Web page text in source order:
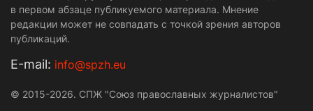
в первом абзаце публикуемого материала. Мнение
редакции может не совпадать с точкой зрения авторов
публикаций.
Е-mail: info@spzh.eu
© 2015-2026. СПЖ "Союз православных журналистов"